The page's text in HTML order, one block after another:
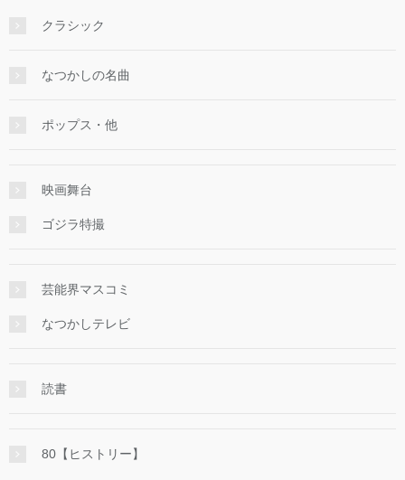
クラシック
なつかしの名曲
ポップス・他
映画舞台
ゴジラ特撮
芸能界マスコミ
なつかしテレビ
読書
80【ヒストリー】